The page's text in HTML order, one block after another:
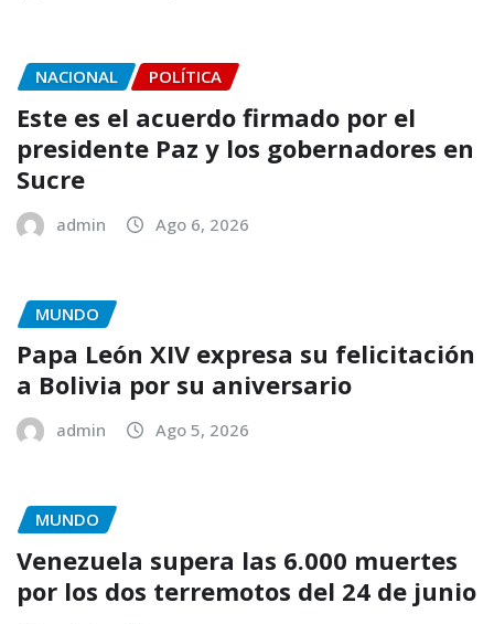
NACIONAL POLÍTICA
Este es el acuerdo firmado por el
presidente Paz y los gobernadores en
Sucre
admin Ago 6, 2026
MUNDO
Papa León XIV expresa su felicitación
a Bolivia por su aniversario
admin Ago 5, 2026
MUNDO
Venezuela supera las 6.000 muertes
por los dos terremotos del 24 de junio